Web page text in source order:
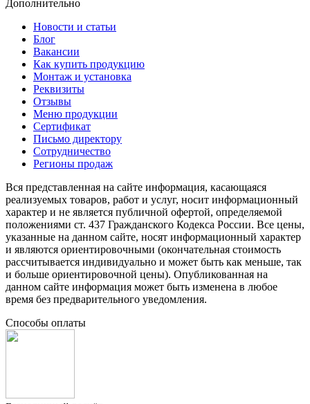
Дополнительно
Новости и статьи
Блог
Вакансии
Как купить продукцию
Монтаж и установка
Реквизиты
Отзывы
Меню продукции
Сертификат
Письмо директору
Сотрудничество
Регионы продаж
Вся представленная на сайте информация, касающаяся
реализуемых товаров, работ и услуг, носит информационный
характер и не является публичной офертой, определяемой
положениями ст. 437 Гражданского Кодекса России. Все цены,
указанные на данном сайте, носят информационный характер
и являются ориентировочными (окончательная стоимость
рассчитывается индивидуально и может быть как меньше, так
и больше ориентировочной цены). Опубликованная на
данном сайте информация может быть изменена в любое
время без предварительного уведомления.
Способы оплаты